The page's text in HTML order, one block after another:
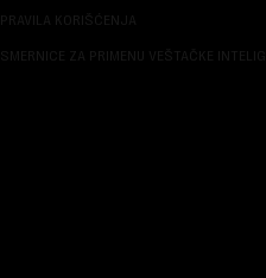
PRAVILA KORIŠĆENJA
SMERNICE ZA PRIMENU VEŠTAČKE